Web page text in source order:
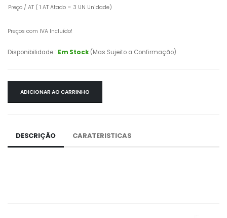
Preço / AT ( 1 AT Atado = 3 UN Unidade)
Preços com IVA Incluído!
Disponibilidade : Em Stock(Mas Sujeito a Confirmação)
ADICIONAR AO CARRINHO
DESCRIÇÃO CARATERISTICAS